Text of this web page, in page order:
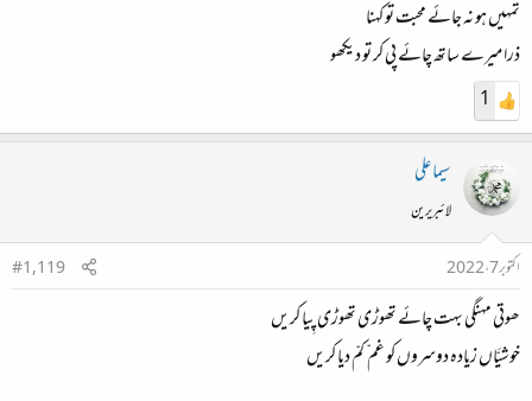
‏تمہیں ہو نہ جائے محبت تو کہنا
‏ذرا میرے ساتھ چائے پی کر تو دیکھو
1
سیما علی
لائبریرین
اکتوبر 7، 2022
#1,119
ھوتی مہنگی بہت چائے تھوڑی تھوڑی پِیا کریں
خوشیَّاں زیادہ دوسروں کو غم ّ کمّ دیا کریں